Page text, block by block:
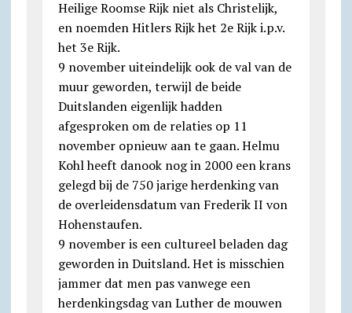
Heilige Roomse Rijk niet als Christelijk,
en noemden Hitlers Rijk het 2e Rijk i.p.v.
het 3e Rijk.
9 november uiteindelijk ook de val van de
muur geworden, terwijl de beide
Duitslanden eigenlijk hadden
afgesproken om de relaties op 11
november opnieuw aan te gaan. Helmu
Kohl heeft danook nog in 2000 een krans
gelegd bij de 750 jarige herdenking van
de overleidensdatum van Frederik II von
Hohenstaufen.
9 november is een cultureel beladen dag
geworden in Duitsland. Het is misschien
jammer dat men pas vanwege een
herdenkingsdag van Luther de mouwen